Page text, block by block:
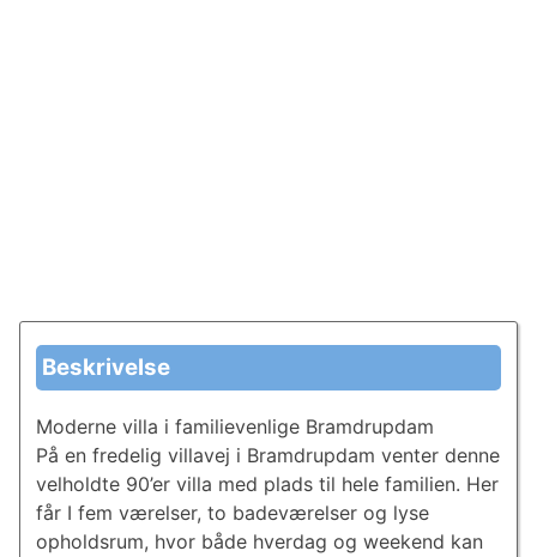
Beskrivelse
Moderne villa i familievenlige Bramdrupdam
På en fredelig villavej i Bramdrupdam venter denne
velholdte 90’er villa med plads til hele familien. Her
får I fem værelser, to badeværelser og lyse
opholdsrum, hvor både hverdag og weekend kan